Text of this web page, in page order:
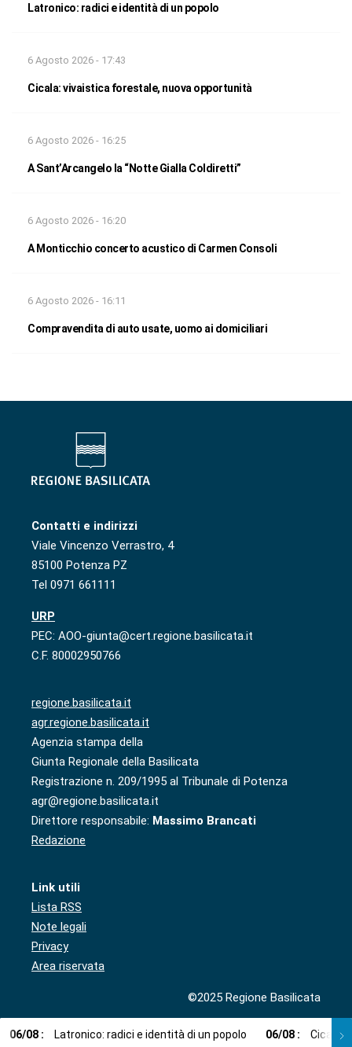
Latronico: radici e identità di un popolo
6 Agosto 2026 - 17:43
Cicala: vivaistica forestale, nuova opportunità
6 Agosto 2026 - 16:25
A Sant’Arcangelo la “Notte Gialla Coldiretti”
6 Agosto 2026 - 16:20
A Monticchio concerto acustico di Carmen Consoli
6 Agosto 2026 - 16:11
Compravendita di auto usate, uomo ai domiciliari
Contatti e indirizzi
Viale Vincenzo Verrastro, 4
85100 Potenza PZ
Tel 0971 661111
URP
PEC: AOO-giunta@cert.regione.basilicata.it
C.F. 80002950766
regione.basilicata.it
agr.regione.basilicata.it
Agenzia stampa della
Giunta Regionale della Basilicata
Registrazione n. 209/1995 al Tribunale di Potenza
agr@regione.basilicata.it
Direttore responsabile: Massimo Brancati
Redazione
Link utili
Lista RSS
Note legali
Privacy
Area riservata
©2025 Regione Basilicata
06/08 : Latronico: radici e identità di un popolo 06/08 : Cicala: